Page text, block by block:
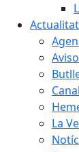
Actualitat
La